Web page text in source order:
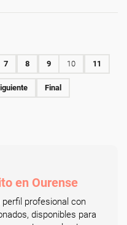
7 8 9 10 11
Final
en Ourense
profesional con
disponibles para